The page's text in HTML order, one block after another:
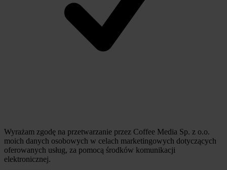
Wyrażam zgodę na przetwarzanie przez Coffee Media Sp. z o.o.
moich danych osobowych w celach marketingowych dotyczących
oferowanych usług, za pomocą środków komunikacji
elektronicznej.